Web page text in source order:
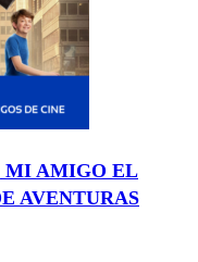
MI AMIGO EL
AVENTURAS